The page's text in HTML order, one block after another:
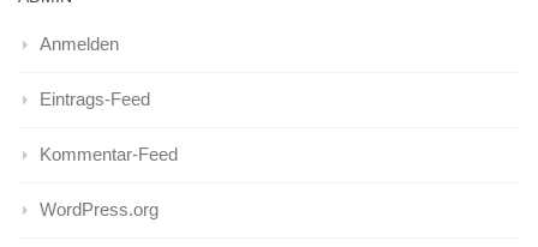
Anmelden
Eintrags-Feed
Kommentar-Feed
WordPress.org